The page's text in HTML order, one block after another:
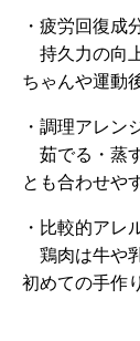
・疲労回復成
持久力の向
ちゃんや運動
・調理アレン
茹でる・蒸
とも合わせや
・比較的アレ
鶏肉は牛や
初めての手作